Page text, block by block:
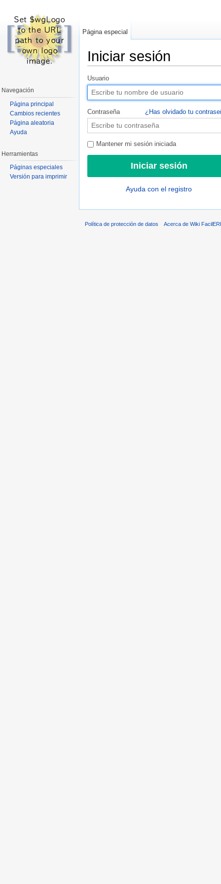
Iniciar sesión
Usuario
Contraseña ¿Has olvidado tu
Mantener mi sesión iniciada
Ayuda con el registro
Página especial
Navegación
Página principal
Cambios recientes
Página aleatoria
Ayuda
Herramientas
Páginas especiales
Versión para imprimir
Política de protección de datos Acerca de Wiki